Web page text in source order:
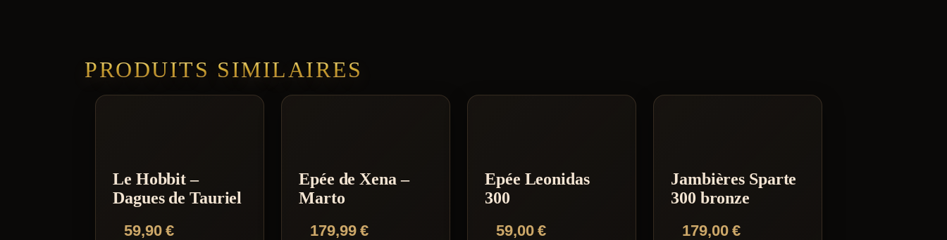
PRODUITS SIMILAIRES
Le Hobbit –
Dagues de Tauriel
59,90€
Epée de Xena –
Marto
179,99€
Epée Leonidas
300
59,00€
Jambières Sparte
300 bronze
179,00€